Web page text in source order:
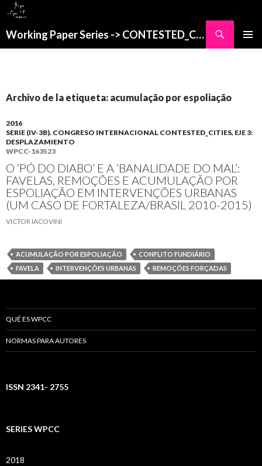
Working Paper Series -> CONTESTED_CITIES
Archivo de la etiqueta: acumulação por espoliação
2016
SERIE (IV-3B). CONGRESO INTERNACIONAL CONTESTED_CITIES, EJE 3:
DESPLAZAMIENTO
WPCC-163523
O ‘PÓ DO DIABO’ E A ‘BANALIDADE DO MAL’:
FAVELAS, REMOÇÕES E ACUMULAÇÃO POR
ESPOLIAÇÃO EM INTERVENÇÕES URBANAS
(UM CASO DE FORTALEZA/BRASIL 2010-2015)
VICTOR IACOVINI
ACUMULAÇÃO POR ESPOLIAÇÃO
CONFLITO FUNDIÁRIO
FAVELA
INTERVENÇÕES URBANAS REMOÇÕES FORÇADAS
QUÉ ES WPCC
NORMAS PARA AUTORES
ISSN 2341- 2755
SERIES WPCC
2018